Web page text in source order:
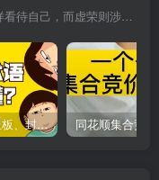
骄傲多半涉及我们自己怎样看待自己，而虚荣则涉及我们想别人怎样看我们
股票打板、上板、封板、翘板、炸板是什么意思？炒股你必须懂的暗语！